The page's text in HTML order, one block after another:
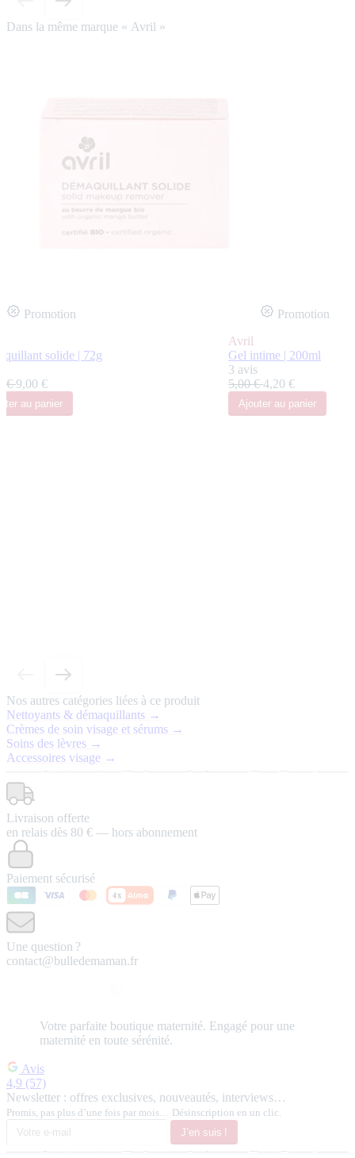
Dans la même marque « Avril »
Promotion
solide | 72g
€9,00 €
au panier
Promotion
Avril
Gel intime | 200ml
3 avis
5,00 €4,20 €
Ajouter au panier
Nos autres catégories liées à ce produit
Nettoyants & démaquillants →
Crèmes de soin visage et sérums →
Soins des lèvres →
Accessoires visage →
Livraison offerte
en relais dès 80 € — hors abonnement
Paiement sécurisé
Une question ?
contact@bulledemaman.fr
Votre parfaite boutique maternité. Engagé pour une
maternité en toute sérénité.
Avis
4,9 (57)
Newsletter : offres exclusives, nouveautés, interviews…
Promis, pas plus d’une fois par mois… Désinscription en un clic.
J’en suis !